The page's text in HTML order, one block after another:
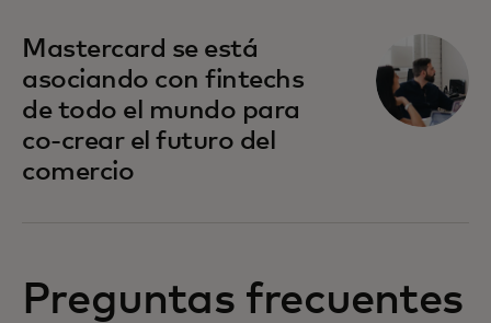
Mastercard se está
asociando con fintechs
de todo el mundo para
co-crear el futuro del
comercio
Preguntas frecuentes